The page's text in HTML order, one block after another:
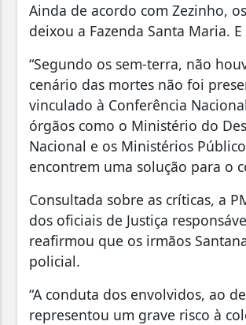
Ainda de acordo com Zezinho,
deixou a Fazenda Santa Maria.
“Segundo os sem-terra, não
cenário das mortes não foi
vinculado à Conferência
órgãos como o Ministério do
Nacional e os Ministérios
encontrem uma solução para o
Consultada sobre as críticas, a
dos oficiais de Justiça
reafirmou que os irmãos
policial.
“A conduta dos envolvidos, ao
representou um grave risco à